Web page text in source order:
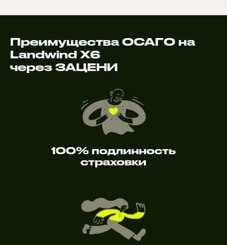
Преимущества ОСАГО на
Landwind X6
через ЗАЦЕНИ
100% подлинность
страховки